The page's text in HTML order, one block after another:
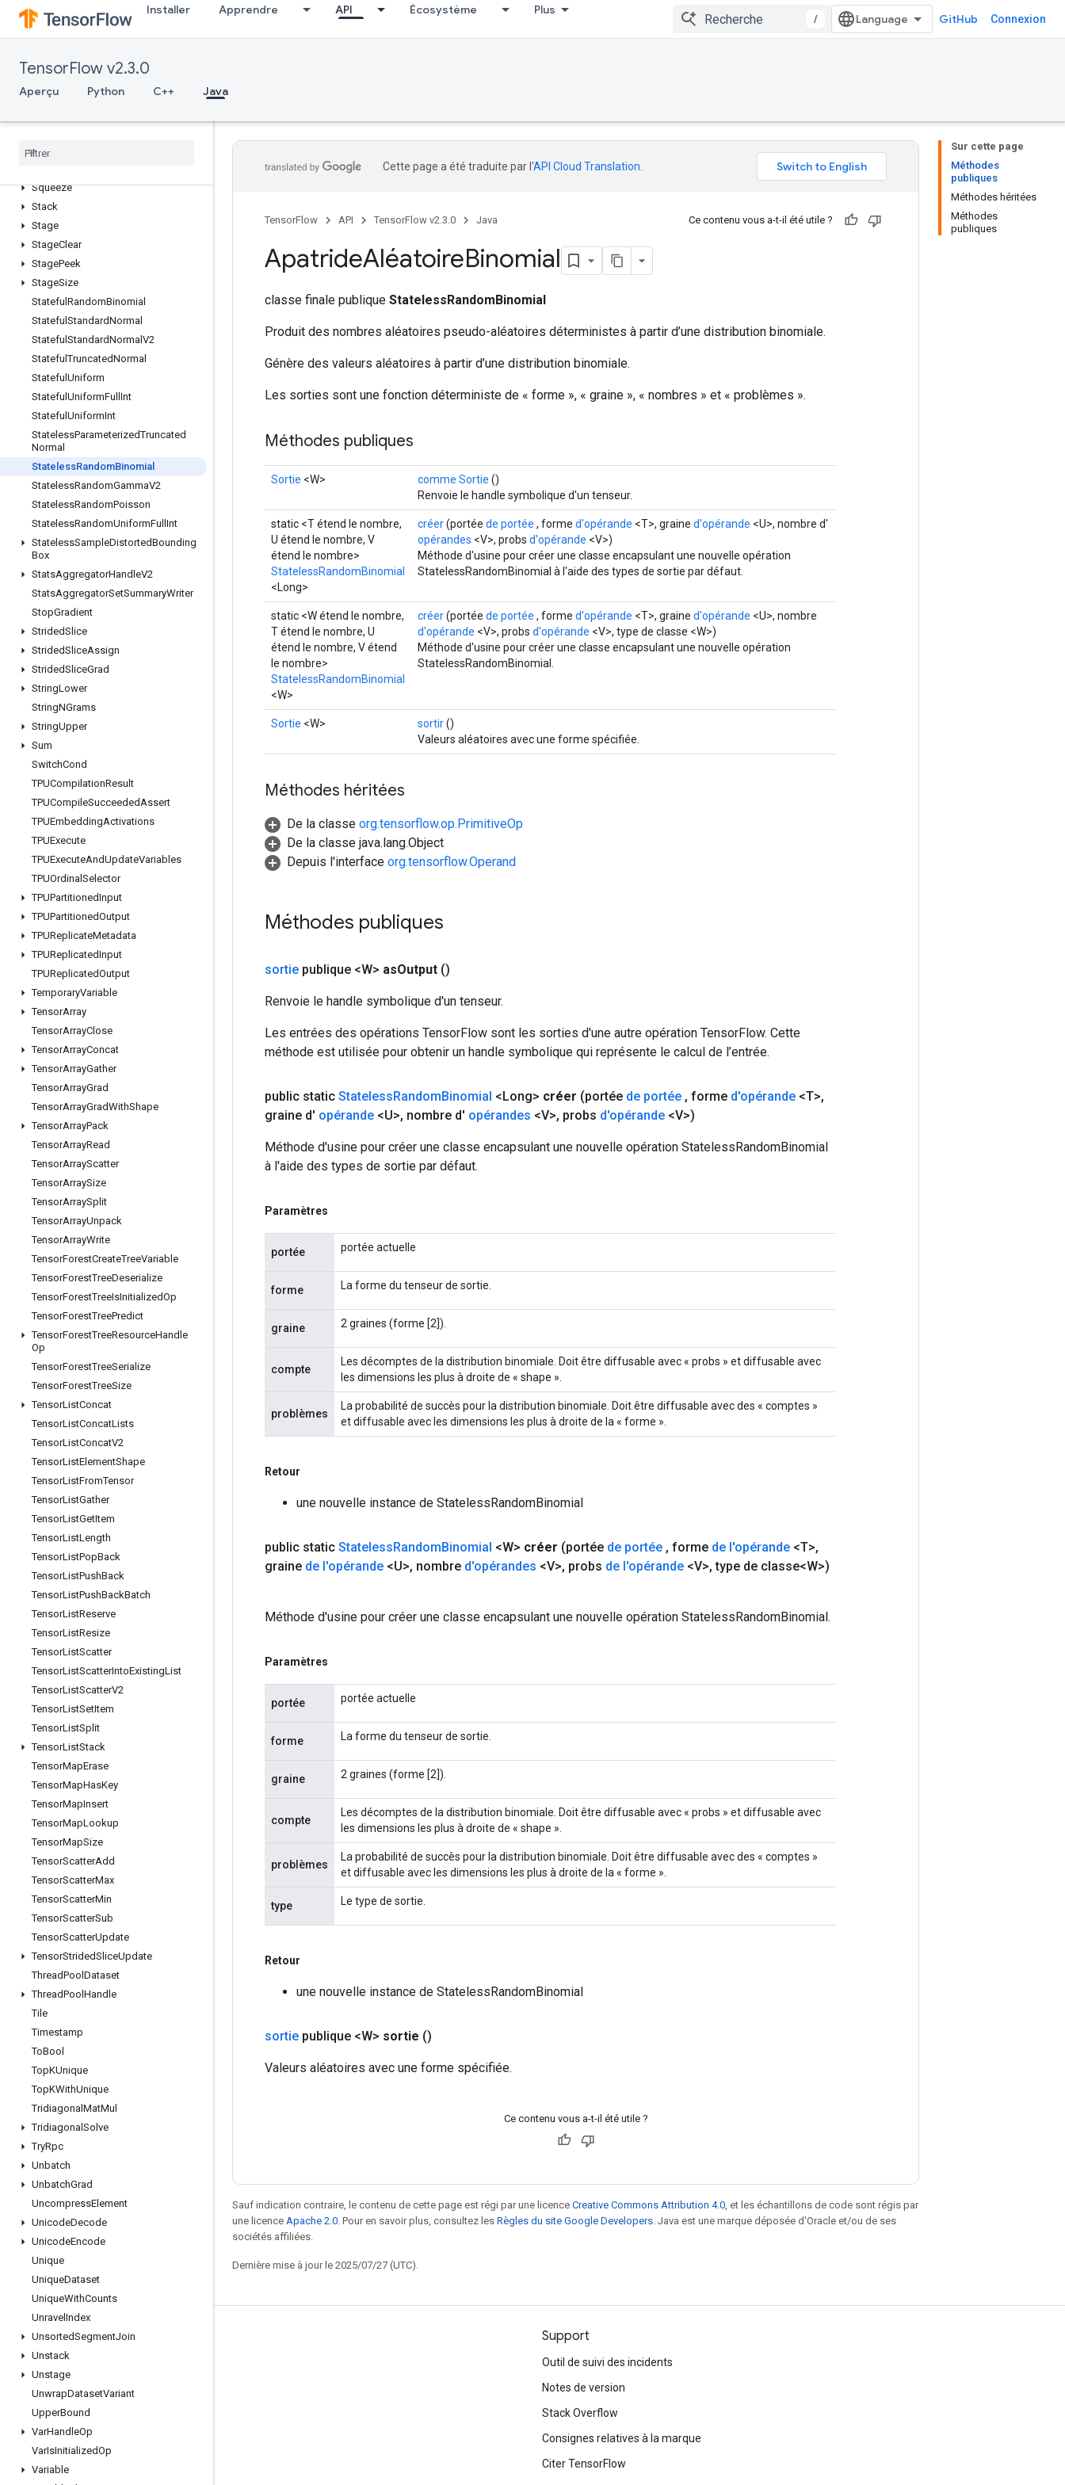
Installer Apprendre API Écosystème Plus
/ GitHub Connexion
TensorFlow v2.3.0
Aperçu Python C++ Java
SparseMatrixSoftmaxGrad
SparseMatrixSparseCholesky
SparseMatrixTranspose
SparseMatrixZeros
Split
Squeeze
Stack
Stage
StageClear
StagePeek
StageSize
Stateful RandomBinomial
Stateful StandardNormal
Stateful StandardNormal V2
StatefulTruncatedNormal
Stateful Uniform
Stateful UniformFull Int
Stateful UniformInt
StatelessParameterizedTruncated
Normal
StatelessRandomBinomial
StatelessRandomGammaV2
StatelessRandomPoisson
StatelessRandomUniformFull Int
StatelessSampleDistortedBounding
Box
StatsAggregatorHandleV2
StatsAggregatorSetSummaryWriter
StopGradient
StridedSlice
StridedSliceAssign
StridedSliceGrad
StringLower
StringNGrams
StringUpper
Sum
SwitchCond
TPUCompilationResult
TPUCompileSucceededAssert
TPUEmbeddingActivations
TPUExecute
TPUExecuteAndUpdateVariables
TPUOrdinal Selector
TPUPartitionedInput
TPUPartitionedOutput
TPUReplicateMetadata
TPUReplicatedInput
TPUReplicatedOutput
TemporaryVariable
TensorArray
TensorArrayClose
TensorArrayConcat
TensorArrayGather
TensorArrayGrad
TensorArrayGradWithShape
TensorArrayPack
TensorArrayRead
TensorArrayScatter
TensorArraySize
TensorArraySplit
TensorArrayUnpack
TensorArrayWrite
TensorForestCreateTreeVariable
TensorForestTreeDeserialize
TensorForestTreeIsInitializedOp
TensorForestTreePredict
TensorForestTreeResourceHandle
Op
TensorForestTreeSerialize
TensorForestTreeSize
TensorListConcat
TensorListConcatLists
TensorListConcatV2
TensorListElementShape
TensorListFromTensor
TensorListGather
TensorListGetItem
TensorListLength
TensorListPopBack
TensorListPushBack
TensorListPushBackBatch
TensorListReserve
TensorListResize
TensorListScatter
TensorListScatterIntoExistingList
TensorListScatterV2
TensorListSetItem
TensorListSplit
TensorListStack
TensorMapErase
TensorMapHasKey
TensorMapInsert
TensorMapLookup
TensorMapSize
TensorScatterAdd
TensorScatterMax
TensorScatterMin
TensorScatterSub
TensorScatterUpdate
TensorStridedSliceUpdate
ThreadPool Dataset
ThreadPool Handle
Tile
Timestamp
ToBool
TopKUnique
TopKWithUnique
Tridiagonal MatMul
Tridiagonal Solve
TryRpc
Unbatch
UnbatchGrad
UncompressElement
UnicodeDecode
UnicodeEncode
Unique
UniqueDataset
UniqueWithCounts
Unravel Index
UnsortedSegmentJoin
Unstack
Unstage
UnwrapDatasetVariant
UpperBound
VarHandleOp
VarIsInitializedOp
Variable
Sur cette page
Méthodes
publiques
Méthodes héritées
Méthodes
publiques
Cette page a été traduite par l'API Cloud Translation
TensorFlow API TensorFlow v2.3.0 Java Ce contenu vous a-t-il été utile ?
ApatrideAléatoireBinomial
classe finale publique StatelessRandomBinomial
Produit des nombres aléatoires pseudo-aléatoires déterministes à partir d’une distribution binomiale.
Génère des valeurs aléatoires à partir d’une distribution binomiale.
Les sorties sont une fonction déterministe de « forme », « graine », « nombres » et « problèmes ».
Méthodes publiques
Sortie <W> comme Sortie ()
Renvoie le handle symbolique d'un tenseur.
static <T étend le nombre,
U étend le nombre, V
étend le nombre>
StatelessRandomBinomial
<Long>
créer(portée de portée , forme d'opérande <T>, graine d'opérande <U>, nombre d'
opérandes <V>, probs d'opérande <V>)
Méthode d'usine pour créer une classe encapsulant une nouvelle opération
StatelessRandomBinomial à l'aide des types de sortie par défaut.
static <W étend le nombre,
T étend le nombre, U
étend le nombre, V étend
le nombre>
StatelessRandomBinomial
<W>
créer(portée de portée , forme d'opérande <T>, graine d'opérande <U>, nombre
d'opérande <V>, probs d'opérande <V>, type de classe <W>)
Méthode d'usine pour créer une classe encapsulant une nouvelle opération
StatelessRandomBinomial.
Sortie <W> sortir()
Valeurs aléatoires avec une forme spécifiée.
Méthodes héritées
De la classe org.tensorflow.op.PrimitiveOp
De la classe java.lang.Object
Depuis l'interface org.tensorflow.Operand
Méthodes publiques
sortie publique <W> asOutput ()
Renvoie le handle symbolique d'un tenseur.
Les entrées des opérations TensorFlow sont les sorties d'une autre opération TensorFlow. Cette
méthode est utilisée pour obtenir un handle symbolique qui représente le calcul de l’entrée.
public static StatelessRandomBinomial <Long> créer (portée de portée , forme d'opérande <T>,
graine d' opérande <U>, nombre d' opérandes <V>, probs d'opérande <V>)
Méthode d'usine pour créer une classe encapsulant une nouvelle opération StatelessRandomBinomial
à l'aide des types de sortie par défaut.
Paramètres
portée portée actuelle
forme La forme du tenseur de sortie.
graine 2 graines (forme [2]).
compte
Les décomptes de la distribution binomiale. Doit être diffusable avec « probs » et diffusable avec
les dimensions les plus à droite de « shape ».
problèmes
La probabilité de succès pour la distribution binomiale. Doit être diffusable avec des « comptes »
et diffusable avec les dimensions les plus à droite de la « forme ».
Retour
une nouvelle instance de StatelessRandomBinomial
public static StatelessRandomBinomial <W> créer (portée de portée , forme de l'opérande <T>,
graine de l'opérande <U>, nombre d'opérandes <V>, probs de l'opérande <V>, type de classe<W>)
Méthode d'usine pour créer une classe encapsulant une nouvelle opération StatelessRandomBinomial.
Paramètres
portée portée actuelle
forme La forme du tenseur de sortie.
graine 2 graines (forme [2]).
compte
Les décomptes de la distribution binomiale. Doit être diffusable avec « probs » et diffusable avec
les dimensions les plus à droite de « shape ».
problèmes
La probabilité de succès pour la distribution binomiale. Doit être diffusable avec des « comptes »
et diffusable avec les dimensions les plus à droite de la « forme ».
type Le type de sortie.
Retour
une nouvelle instance de StatelessRandomBinomial
sortie publique <W> sortie ()
Valeurs aléatoires avec une forme spécifiée.
Ce contenu vous a-t-il été utile ?
Sauf indication contraire, le contenu de cette page est régi par une licence Creative Commons Attribution 4.0 , et les échantillons de code sont régis par
une licence Apache 2.0 . Pour en savoir plus, consultez les Règles du site Google Developers . Java est une marque déposée d'Oracle et/ou de ses
sociétés affiliées.
Dernière mise à jour le 2025/07/27 (UTC).
Rester connecté
Blog
Forum
GitHub
Twitter
YouTube
Support
Outil de suivi des incidents
Notes de version
Stack Overflow
Consignes relatives à la marque
Citer TensorFlow